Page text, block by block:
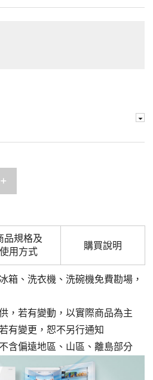
品規格及
使用方式
購買說明
箱、洗衣機、洗碗機免費勘場 ，
，若有變動，以實際商品為主
有變更，恕不另行通知
含偏遠地區、山區、離島部分